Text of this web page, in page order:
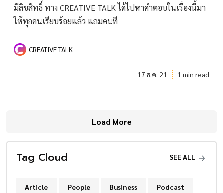
มีลิขสิทธิ์ ทาง CREATIVE TALK ได้ไปหาคำตอบในเรื่องนี้มา
ให้ทุกคนเรียบร้อยแล้ว แถมคนที
CREATIVE TALK
17 ธ.ค. 21 1 min read
Load More
Tag Cloud SEE ALL
Article People Business Podcast